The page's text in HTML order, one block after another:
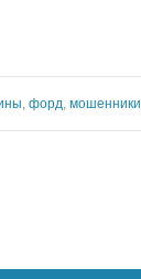
форд мошенники